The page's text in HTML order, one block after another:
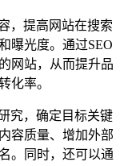
，提高网站在搜索
曝光度。通过SEO
网站，从而提升品
化率。
究，确定目标关键
容质量、增加外部
。同时，还可以通